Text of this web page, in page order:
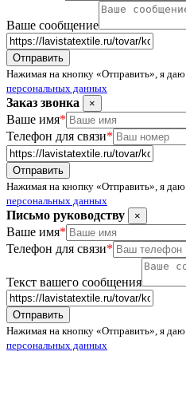
Ваше сообщение
Нажимая на кнопку «Отправить», я даю
персональных данных
Заказ звонка ×
Ваше имя*
Телефон для связи*
Нажимая на кнопку «Отправить», я даю
персональных данных
Письмо руководству ×
Ваше имя*
Телефон для связи*
Текст вашего сообщения
Нажимая на кнопку «Отправить», я даю
персональных данных